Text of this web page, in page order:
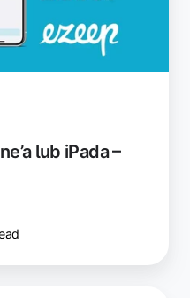
lub iPada –